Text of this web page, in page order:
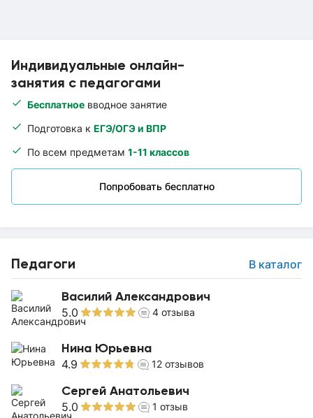
Индивидуальные онлайн-
занятия с педагогами
Бесплатное вводное занятие
Подготовка к ЕГЭ/ОГЭ и ВПР
По всем предметам 1-11 классов
Попробовать бесплатно
Педагоги В каталог
Василий Александрович
5.0 4 отзыва
Нина Юрьевна
4.9 12 отзывов
Сергей Анатольевич
5.0 1 отзыв